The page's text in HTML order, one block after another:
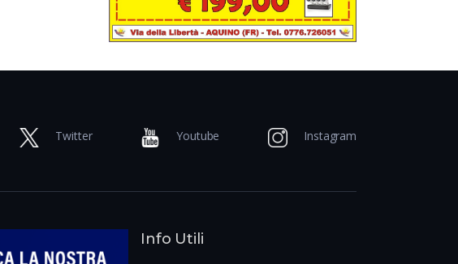
Twitter Youtube Instagram
Info Utili